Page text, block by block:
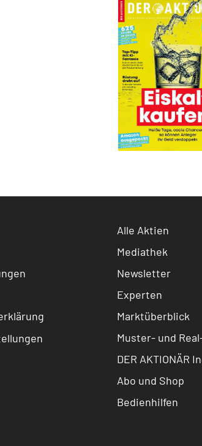
Alle Aktien
Mediathek
Newsletter
Experten
Marktüberblick
Muster- und
DER AKTIONÄR
Abo und Shop
Bedienhilfen